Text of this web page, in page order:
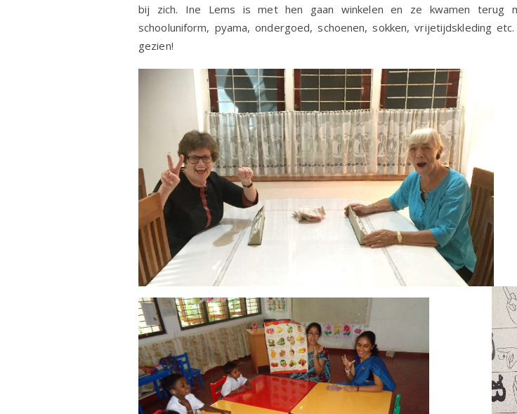
bij zich. Ine Lems is met hen gaan winkelen en ze kwamen terug
schooluniform, pyama, ondergoed, schoenen, sokken, vrijetijdskleding
gezien!